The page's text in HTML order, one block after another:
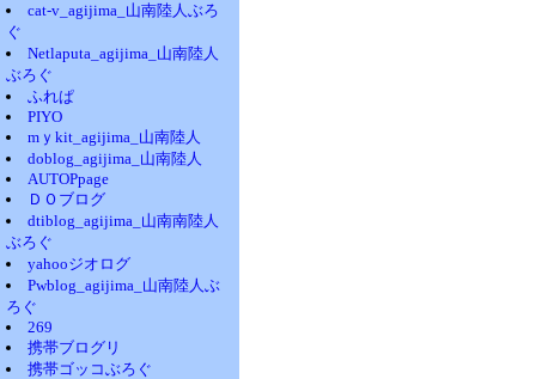
cat-v_agijima_山南陸人ぶろ
ぐ
Netlaputa_agijima_山南陸人
ぶろぐ
ふれぱ
PIYO
mｙkit_agijima_山南陸人
doblog_agijima_山南陸人
AUTOPpage
ＤＯブログ
dtiblog_agijima_山南南陸人
ぶろぐ
yahooジオログ
Pwblog_agijima_山南陸人ぶ
ろぐ
269
携帯ブログリ
携帯ゴッコぶろぐ